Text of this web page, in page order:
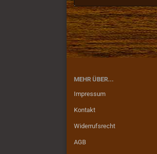
MEHR ÜBER...
Impressum
Kontakt
Widerrufsrecht
AGB